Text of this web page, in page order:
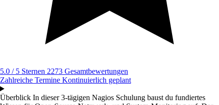
5.0 / 5 Sternen 2273 Gesamtbewertungen
Zahlreiche Termine Kontinuierlich geplant
Überblick In dieser 3-tägigen Nagios Schulung baust du fundiertes